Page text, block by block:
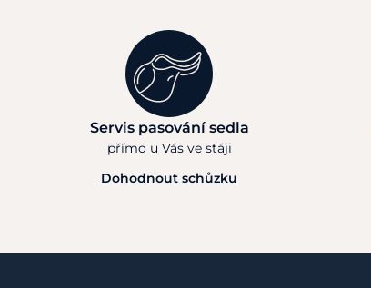
Servis pasování sedla
přímo u Vás ve stáji
Dohodnout schůzku